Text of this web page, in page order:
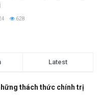
628
Latest
thách thức chính trị